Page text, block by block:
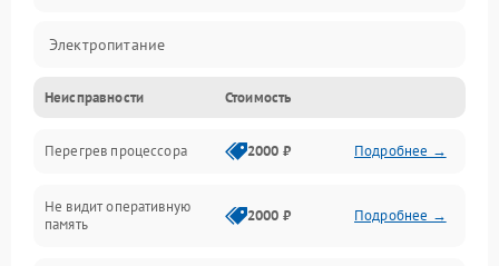
Электропитание
Корпус/Герметичность
Механика
ПО/Микропрограмма
Неисправности Стоимость
Перегрев процессора 2000 ₽ Подробнее →
Не видит оперативную
память
2000 ₽ Подробнее →